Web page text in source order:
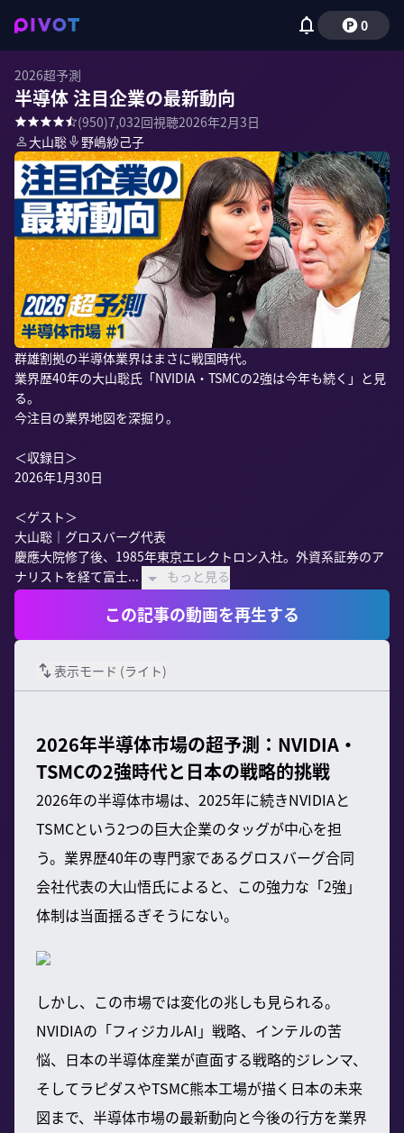
0
2026超予測
半導体 注目企業の最新動向
(950)7,032回視聴2026年2月3日
大山聡
野嶋紗己子
群雄割拠の半導体業界はまさに戦国時代。
業界歴40年の大山聡氏「NVIDIA・TSMCの2強は今年も続く」と見
る。
今注目の業界地図を深掘り。
＜収録日＞
2026年1月30日
＜ゲスト＞
大山聡｜グロスバーグ代表
慶應大院修了後、1985年東京エレクトロン入社。外資系証券のア
ナリストを経て富士...
もっと見る
この記事の動画を再生する
表示モード (ライト)
2026年半導体市場の超予測：NVIDIA・
TSMCの2強時代と日本の戦略的挑戦
2026年の半導体市場は、2025年に続きNVIDIAと
TSMCという2つの巨大企業のタッグが中心を担
う。業界歴40年の専門家であるグロスバーグ合同
会社代表の大山悟氏によると、この強力な「2強」
体制は当面揺るぎそうにない。
しかし、この市場では変化の兆しも見られる。
NVIDIAの「フィジカルAI」戦略、インテルの苦
悩、日本の半導体産業が直面する戦略的ジレンマ、
そしてラピダスやTSMC熊本工場が描く日本の未来
図まで、半導体市場の最新動向と今後の行方を業界